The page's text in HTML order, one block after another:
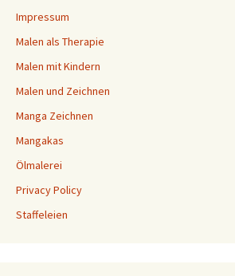
Impressum
Malen als Therapie
Malen mit Kindern
Malen und Zeichnen
Manga Zeichnen
Mangakas
Ölmalerei
Privacy Policy
Staffeleien